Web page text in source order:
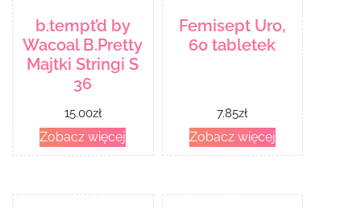
b.tempt’d by
Wacoal B.Pretty
Majtki Stringi S
36
15.00zł
Zobacz więcej
Femisept Uro,
60 tabletek
7.85zł
Zobacz więcej